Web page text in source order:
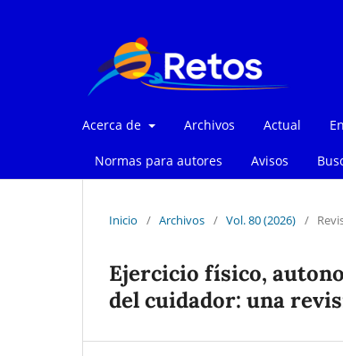
Acerca de Archivos Actual
Normas para autores Avisos
Inicio / Archivos / Vol. 80 (2026) /
Ejercicio físico,
del cuidador: una